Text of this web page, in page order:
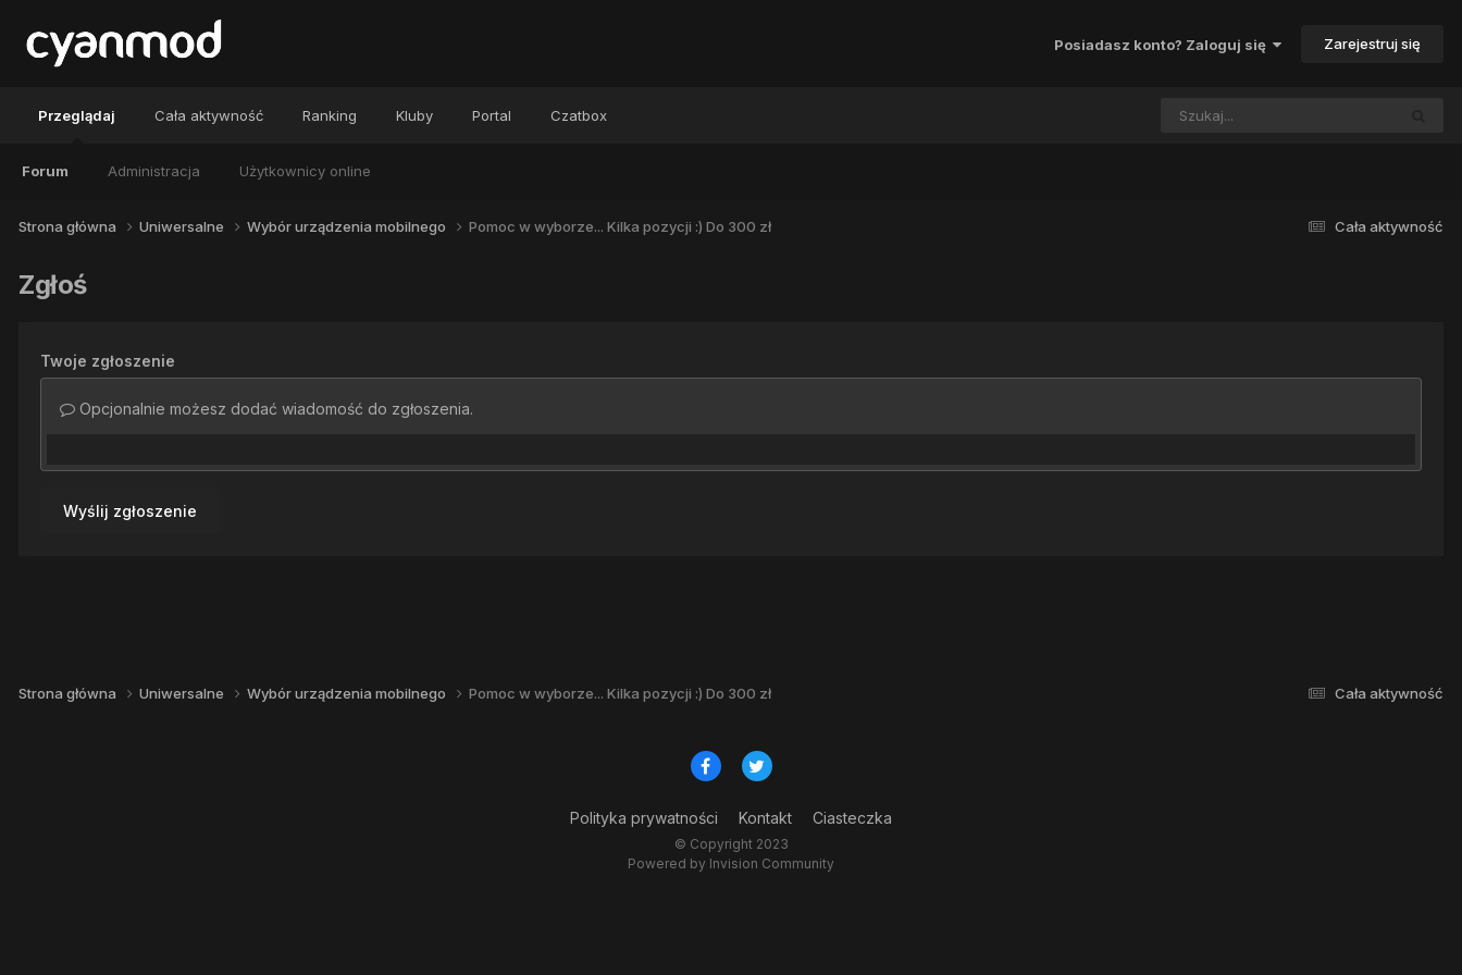
Posiadasz konto? Zaloguj się Zarejestruj się
Przeglądaj
Forum Administracja Użytkownicy online
Cała aktywność Ranking Kluby Portal Czatbox
Cała aktywność
Strona główna Uniwersalne Wybór urządzenia mobilnego Pomoc w wyborze... Kilka pozycji :) Do 300 zł
Zgłoś
Twoje zgłoszenie
Opcjonalnie możesz dodać wiadomość do zgłoszenia.
Wyślij zgłoszenie
Cała aktywność
Strona główna Uniwersalne Wybór urządzenia mobilnego Pomoc w wyborze... Kilka pozycji :) Do 300 zł
Polityka prywatności Kontakt Ciasteczka
© Copyright 2023
Powered by Invision Community